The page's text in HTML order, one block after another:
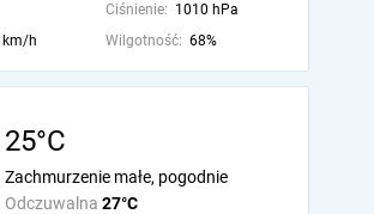
Ciśnienie: 1010 hPa
km/h Wilgotność: 68%
25°C
Odczuwalna 27°C
Zachmurzenie małe, pogodnie